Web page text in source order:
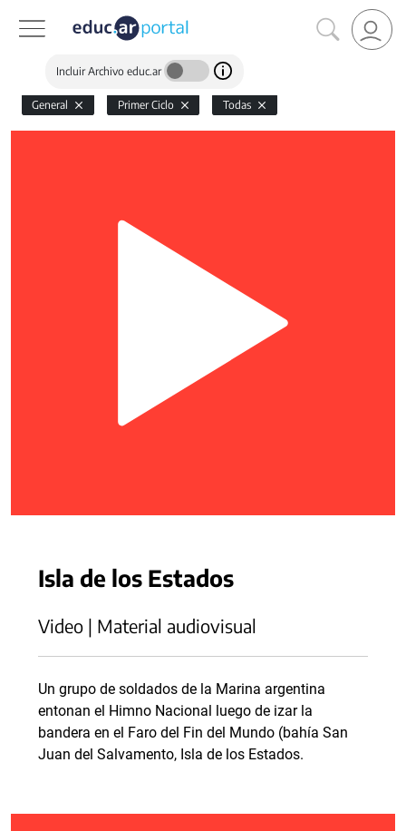
Incluir Archivo educ.ar
General Primer Ciclo Todas
Isla de los Estados
Video | Material audiovisual
Un grupo de soldados de la Marina argentina
entonan el Himno Nacional luego de izar la
bandera en el Faro del Fin del Mundo (bahía San
Juan del Salvamento, Isla de los Estados.